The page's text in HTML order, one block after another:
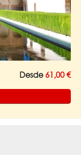
Desde 61,00 €